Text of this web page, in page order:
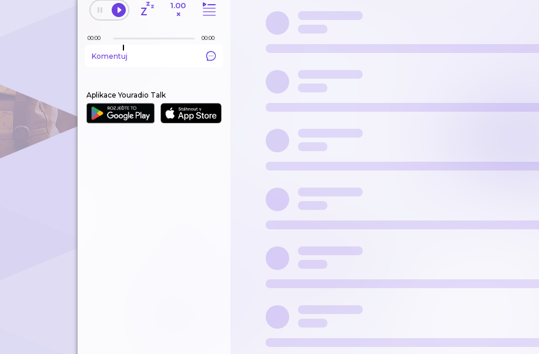
1.00
×
00:00 00:00
Komentuj
Aplikace Youradio Talk